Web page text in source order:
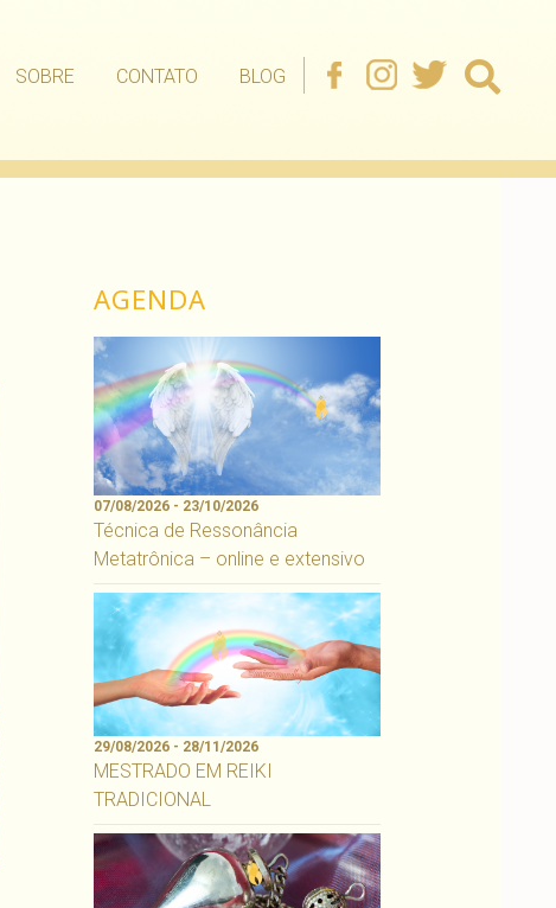
SOBRE CONTATO BLOG
AGENDA
07/08/2026 - 23/10/2026
Técnica de Ressonância
Metatrônica – online e extensivo
29/08/2026 - 28/11/2026
MESTRADO EM REIKI
TRADICIONAL